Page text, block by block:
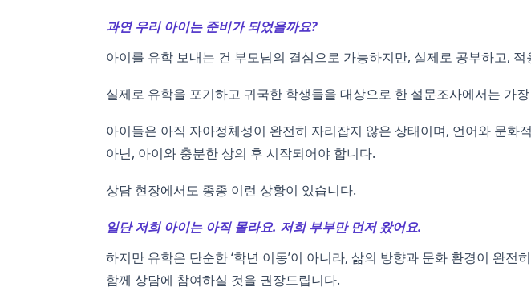
과연 우리 아이는 준비가 되었을까요?
아이를 유학 보내는 건 부모님의 결심으로 가능하지만, 실제로 공부하고,
실제로 유학을 포기하고 귀국한 학생들을 대상으로 한 설문조사에서는 가
아이들은 아직 자아정체성이 완전히 자리잡지 않은 상태이며, 언어와 문
아닌, 아이와 충분한 상의 후 시작되어야 합니다.
상담 현장에서도 종종 이런 상황이 있습니다.
일단 저희 아이는 아직 몰라요. 저희 부부만 먼저 왔어요.
하지만 유학은 단순한 ‘학년 이동’이 아니라, 삶의 방향과 문화 환경이 완
함께 상담에 참여하실 것을 권장드립니다.